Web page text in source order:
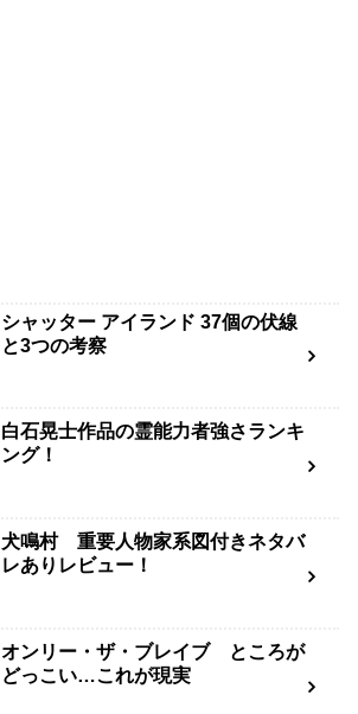
シャッター アイランド 37個の伏線
と3つの考察
白石晃士作品の霊能力者強さランキ
ング！
犬鳴村 重要人物家系図付きネタバ
レありレビュー！
オンリー・ザ・ブレイブ ところが
どっこい…これが現実